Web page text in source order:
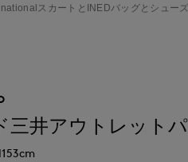
スカートとINEDバッグとシュー
三井アウトレット